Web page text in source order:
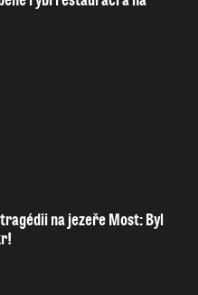
na jezeře Most: Byl